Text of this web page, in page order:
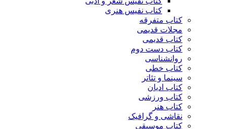
کتاب نفیس هنری
کتاب متفرقه
مجلات قدیمی
کتاب قدیمی
کتاب دست دوم
روانشناسی
کتاب خطی
سینما و تئاتر
کتاب ادیان
کتاب ورزشی
کتاب هنر
نقاشی و گرافیک
کتاب موسیقی